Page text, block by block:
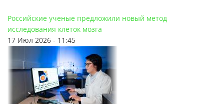
Российские ученые предложили новый метод
исследования клеток мозга
17 Июл 2026 - 11:45